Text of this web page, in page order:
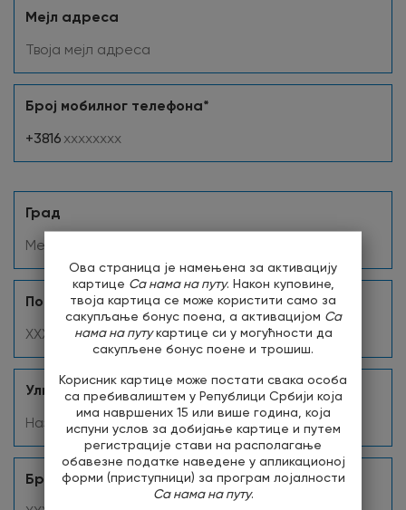
Мејл адреса
Број мобилног телефона*
+3816
Град
Поштански број
Улица
Број
Ова страница је намењена за активацију
картице Са нама на путу. Након куповине,
твоја картица се може користити само за
сакупљање бонус поена, а активацијом Са
нама на путукартице си у могућности да
сакупљене бонус поене и трошиш.
Корисник картице може постати свака особа
са пребивалиштем у Републици Србији која
има навршених 15 или више година, која
испуни услов за добијање картице и путем
регистрације стави на располагање
обавезне податке наведене у апликационој
форми (приступници) за програм лојалности
Са нама на путу.